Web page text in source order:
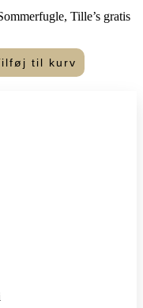
Tille’s gratis
til kurv